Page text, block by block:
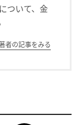
ついて、金
者の記事をみる